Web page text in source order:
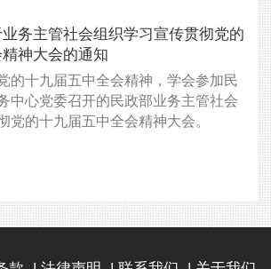
务主管社会组织学习宣传贯彻党的
神大会的通知
的十九届五中全会精神，学会参加民
中心党委召开的民政部业务主管社会
党的十九届五中全会精神大会。